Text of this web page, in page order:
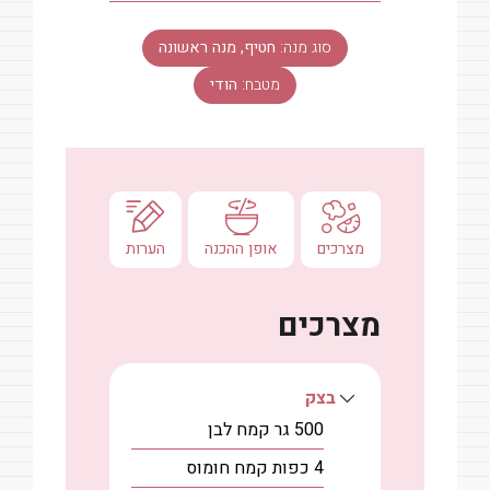
סוג מנה: חטיף, מנה ראשונה
מטבח: הודי
מצרכים אופן ההכנה הערות
מצרכים
בצק
500 גר קמח לבן
4 כפות קמח חומוס